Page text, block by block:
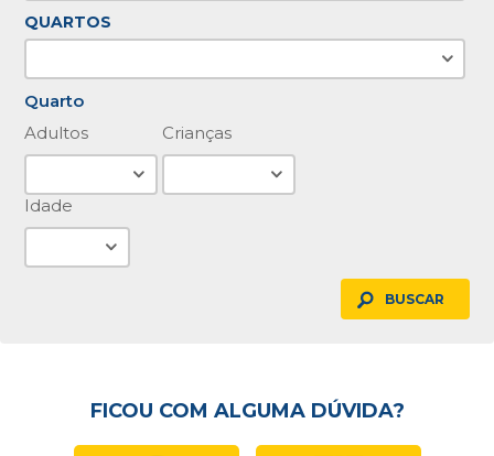
QUARTOS
Quarto
Adultos
Crianças
Idade
BUSCAR
FICOU COM ALGUMA DÚVIDA?